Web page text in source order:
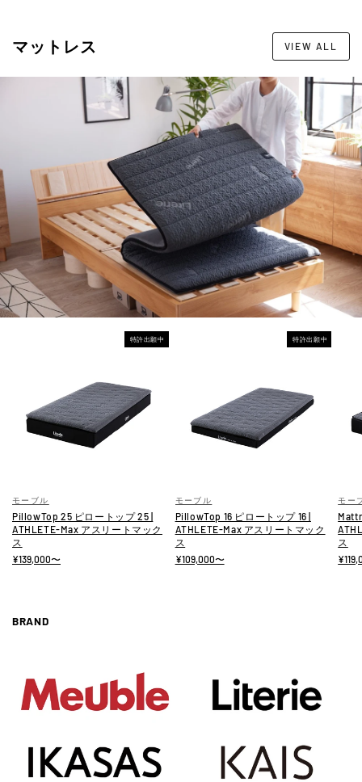
マットレス VIEW ALL
特許出願中
モーブル
PillowTop 25 ピロートップ 25 |
ATHLETE-Max アスリートマック
ス
¥139,000〜
特許出願中
モーブル
PillowTop 16 ピロートップ 16 |
ATHLETE-Max アスリートマック
ス
¥109,000〜
モー
ス
BRAND